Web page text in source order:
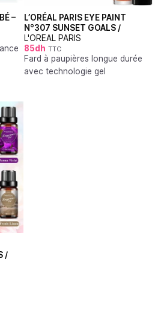
–
L’ORÉAL PARIS EYE PAINT
N°307 SUNSET GOALS /
L'OREAL PARIS
85dh TTC
Fard à paupières longue durée
avec technologie gel
/